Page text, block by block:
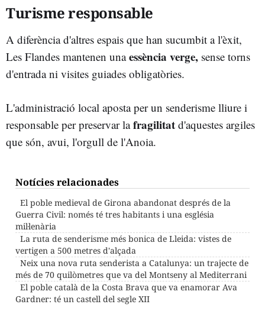
Turisme responsable
A diferència d'altres espais que han sucumbit a l'èxit,
Les Flandes mantenen unaessència verge, sense torns
d'entrada ni visites guiades obligatòries.
L'administració local aposta per un senderisme lliure i
responsable per preservar lafragilitat d'aquestes argiles
que són, avui, l'orgull de l'Anoia.
Notícies relacionades
El poble medieval de Girona abandonat després de la
Guerra Civil: només té tres habitants i una església
mil·lenària
La ruta de senderisme més bonica de Lleida: vistes de
vertigen a 500 metres d'alçada
Neix una nova ruta senderista a Catalunya: un trajecte de
més de 70 quilòmetres que va del Montseny al Mediterrani
El poble català de la Costa Brava que va enamorar Ava
Gardner: té un castell del segle XII